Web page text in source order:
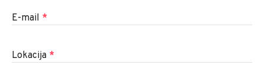
E-mail *
Lokacija *